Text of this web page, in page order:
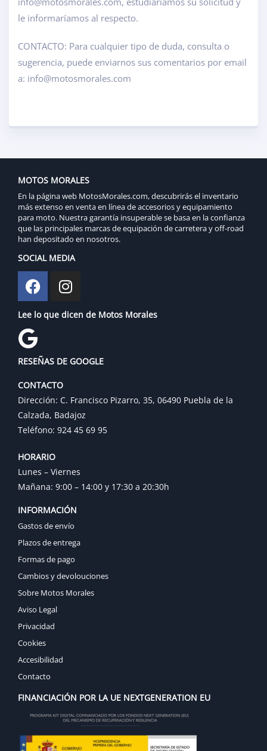
le informaríamos al respecto.
CONTACTO: Para cualquier tipo de duda, consulta o
sugerencia, puede enviarnos sus comentarios por email
a: info@motosmorales.com
MOTOS MORALES
En la página web MotosMorales.com, descubrirás el inventario
más extenso en venta en línea de accesorios y equipamiento
para moto. Nuestra garantía insuperable se basa en la confianza
que las principales marcas de equipación de carretera y off-road
han depositado en nosotros.
SOCIAL MEDIA
Lee lo que dicen de Motos Morales
RESEÑAS DE GOOGLE
CONTACTO
Dirección: C. Francisco Pizarro, 35, 06490 Puebla de la
Calzada, Badajoz
Teléfono: 924 45 69 95
HORARIO
Lunes – Viernes
Mañana: 9:00 – 14:00 y 17:30 a 20:30h
INFORMACIÓN
Gastos de envío
Plazos de entrega
Formas de pago
Cambios y devolouciones
Sobre Motos Morales
Aviso Legal
Privacidad
Cookies
Accesibilidad
Contacto
FINANCIACIÓN POR LA UE NEXTGENERATION EU